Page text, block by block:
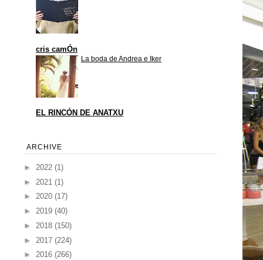
cris camÓn
La boda de Andrea e Iker
EL RINCÓN DE ANATXU
ARCHIVE
► 2022 (1)
► 2021 (1)
► 2020 (17)
► 2019 (40)
► 2018 (150)
► 2017 (224)
► 2016 (266)